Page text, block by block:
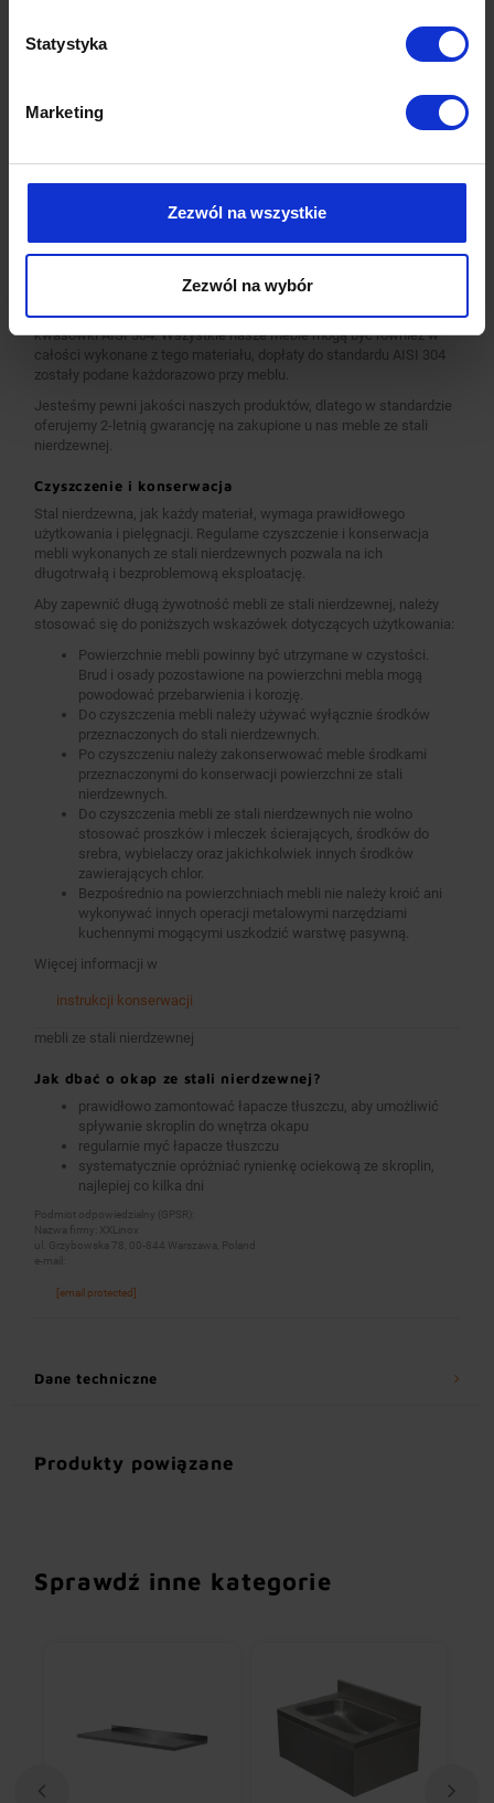
Statystyka
Marketing
Zezwól na wszystkie
Zezwól na wybór
Wieloletnie doświadczenie oraz nowoczesny park maszynowy
pozwalają nam na zagwarantowanie najwyższych standardów
Całość procesu produkcji od ciecia blachy i profili, poprzez
gilotynowanie, wykrawanie, a następnie kształtowanie materiałów
naszych najwyższej jakości maszyn produkcyjnych, obsługiwanych
przez zespół wykwalifikowanych i doświadczonych pracowników.
Pracujemy wyłącznie na maszynach renomowanych światowych i
krajowych marek. Wszystkie urządzenia są nowoczesne, co
gwarantuje najwyższą jakość i precyzje wykonania wyrobów.
Standardowo nasze wyroby wykonane są ze stali nierdzewnej AISI
430, a elementy narażone na najsilniejsze działanie środków
chemicznych i organicznych wykonujemy ze stali nierdzewnej tzw.
kwasówki AISI 304. Wszystkie nasze meble mogą być również w
całości wykonane z tego materiału, dopłaty do standardu AISI 304
zostały podane każdorazowo przy meblu.
Jesteśmy pewni jakości naszych produktów, dlatego w standardzie
oferujemy 2-letnią gwarancję na zakupione u nas meble ze stali
nierdzewnej.
Czyszczenie i konserwacja
Stal nierdzewna, jak każdy materiał, wymaga prawidłowego
użytkowania i pielęgnacji. Regularne czyszczenie i konserwacja
mebli wykonanych ze stali nierdzewnych pozwala na ich
długotrwałą i bezproblemową eksploatację.
Aby zapewnić długą żywotność mebli ze stali nierdzewnej, należy
stosować się do poniższych wskazówek dotyczących użytkowania:
Powierzchnie mebli powinny być utrzymane w czystości.
Brud i osady pozostawione na powierzchni mebla mogą
powodować przebarwienia i korozję.
Do czyszczenia mebli należy używać wyłącznie środków
przeznaczonych do stali nierdzewnych.
Po czyszczeniu należy zakonserwować meble środkami
przeznaczonymi do konserwacji powierzchni ze stali
nierdzewnych.
Do czyszczenia mebli ze stali nierdzewnych nie wolno
stosować proszków i mleczek ścierających, środków do
srebra, wybielaczy oraz jakichkolwiek innych środków
zawierających chlor.
Bezpośrednio na powierzchniach mebli nie należy kroić ani
wykonywać innych operacji metalowymi narzędziami
kuchennymi mogącymi uszkodzić warstwę pasywną.
Więcej informacji w
instrukcji konserwacji
mebli ze stali nierdzewnej
Jak dbać o okap ze stali nierdzewnej?
prawidłowo zamontować łapacze tłuszczu, aby umożliwić
spływanie skroplin do wnętrza okapu
regularnie myć łapacze tłuszczu
systematycznie opróżniać rynienkę ociekową ze skroplin,
najlepiej co kilka dni
Podmiot odpowiedzialny (GPSR):
Nazwa firmy: XXLinox
ul. Grzybowska 78, 00-844 Warszawa, Poland
e-mail:
[email protected]
Dane techniczne
Produkty powiązane
Sprawdź inne kategorie